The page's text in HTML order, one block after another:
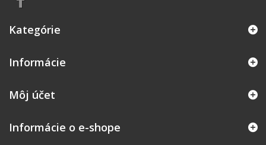
Kategórie
Informácie
Môj účet
Informácie o e-shope